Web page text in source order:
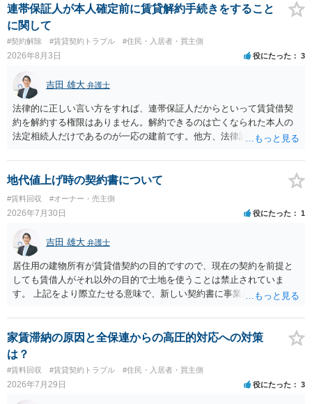
連帯保証人が本人確定前に賃貸解約手続きをすること
に関して
#契約解除 #賃貸契約トラブル #住民・入居者・買主側
2026年8月3日 役にたった 3
吉田 雄大 弁護士
法律的に正しい言い方をすれば、連帯保証人だからといって賃貸借契
約を解約する権限はありません。解約できるのは亡くなられた本人の
法定相続人だけであるのが一応の建前です。他方、法律論はさてお
する動機づけがなくなります。 今回進められつつある手続はあくまで
も、建物を賃貸人に一日も早く明け渡すための便宜的方法として理解
するのが良いと思います。またその方法で進めた方が、連帯保証人で
あるお知り合いさんにとっても、自身の経済的負担を最小限に食い止
められるため望ましいやり方だといえます。
地代値上げ時の契約書について
#賃料回収 #オーナー・売主側
2026年7月30日 役にたった 1
吉田 雄大 弁護士
居住用の建物所有が賃貸借契約の目的ですので、現在の契約を前提と
しても賃借人がそれ以外の目的で土地を使うことは禁止されていま
す。 上記をより際立たせる意味で、新しい契約書に事業用として用い
交渉である以上賃借人が拒んだ場合には入りませんが、提案するのは
良い方法と思います。
家賃滞納の原因と全保連からの高圧的対応への対策
は？
#賃料回収 #賃貸契約トラブル #住民・入居者・買主側
2026年7月29日 役にたった 3